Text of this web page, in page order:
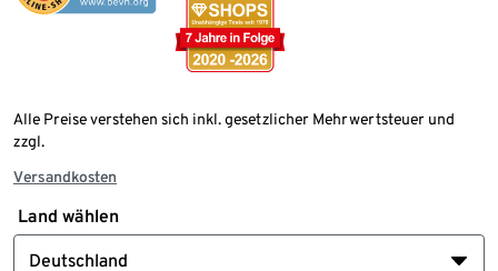
Alle Preise verstehen sich inkl. gesetzlicher Mehrwertsteuer und
zzgl.
Versandkosten
Land wählen
Deutschland